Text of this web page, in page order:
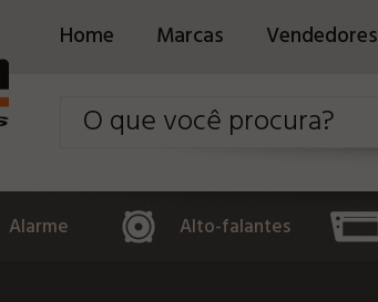
Home Marcas Vendedores
Alarme Alto-falantes